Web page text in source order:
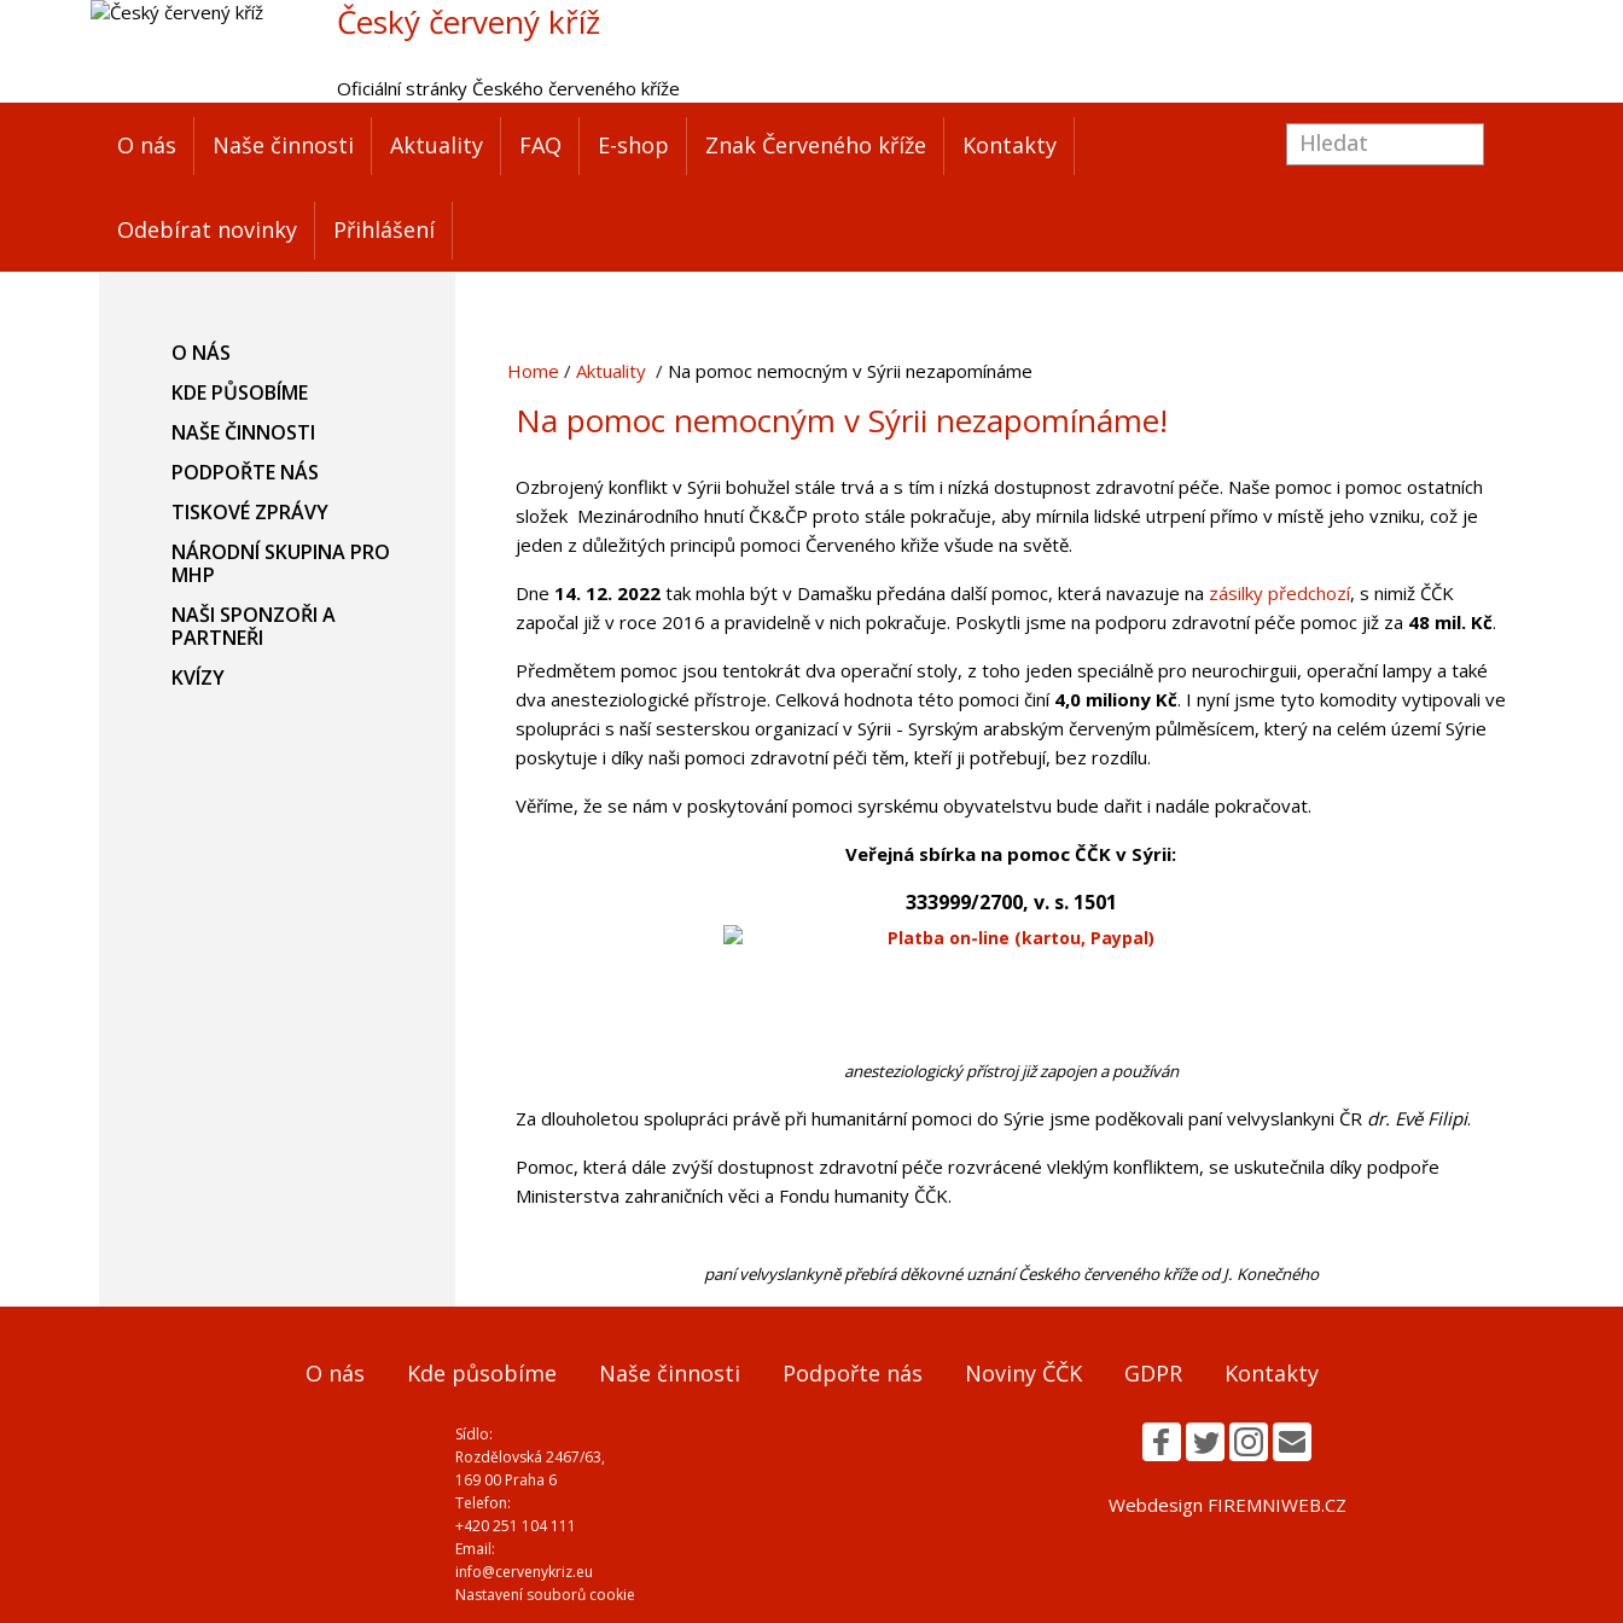
Český červený kříž
Oficiální stránky Českého červeného kříže
O nás Naše činnosti Aktuality FAQ E-shop Znak Červeného kříže Kontakty
Odebírat novinky Přihlášení
Home Aktuality Na pomoc nemocným v Sýrii nezapomínáme
Na pomoc nemocným v Sýrii nezapomínáme!
Ozbrojený konflikt v Sýrii bohužel stále trvá a s tím i nízká dostupnost zdravotní péče. Naše pomoc i pomoc ostatních
složek Mezinárodního hnutí ČK&ČP proto stále pokračuje, aby mírnila lidské utrpení přímo v místě jeho vzniku, což je
jeden z důležitých principů pomoci Červeného křiže všude na světě.
Dne 14. 12. 2022 tak mohla být v Damašku předána další pomoc, která navazuje na zásilky předchozí, s nimiž ČČK
započal již v roce 2016 a pravidelně v nich pokračuje. Poskytli jsme na podporu zdravotní péče pomoc již za 48 mil. Kč.
Předmětem pomoc jsou tentokrát dva operační stoly, z toho jeden speciálně pro neurochirguii, operační lampy a také
dva anesteziologické přístroje. Celková hodnota této pomoci činí 4,0 miliony Kč. I nyní jsme tyto komodity vytipovali ve
spolupráci s naší sesterskou organizací v Sýrii - Syrským arabským červeným půlměsícem, který na celém území Sýrie
poskytuje i díky naši pomoci zdravotní péči těm, kteří ji potřebují, bez rozdílu.
Věříme, že se nám v poskytování pomoci syrskému obyvatelstvu bude dařit i nadále pokračovat.
Veřejná sbírka na pomoc ČČK v Sýrii:
333999/2700, v. s. 1501
anesteziologický přístroj již zapojen a používán
Za dlouholetou spolupráci právě při humanitární pomoci do Sýrie jsme poděkovali paní velvyslankyni ČR dr. Evě Filipi.
Pomoc, která dále zvýší dostupnost zdravotní péče rozvrácené vleklým konfliktem, se uskutečnila díky podpoře
Ministerstva zahraničních věci a Fondu humanity ČČK.
paní velvyslankyně přebírá děkovné uznání Českého červeného kříže od J. Konečného
O NÁS
KDE PŮSOBÍME
NAŠE ČINNOSTI
PODPOŘTE NÁS
TISKOVÉ ZPRÁVY
NÁRODNÍ SKUPINA PRO
MHP
NAŠI SPONZOŘI A
PARTNEŘI
KVÍZY
O nás Kde působíme Naše činnosti Podpořte nás Noviny ČČK GDPR Kontakty
Sídlo:
Rozdělovská 2467/63,
169 00 Praha 6
Telefon:
+420 251 104 111
Email:
info@cervenykriz.eu
Nastavení souborů cookie
Webdesign FIREMNIWEB.CZ